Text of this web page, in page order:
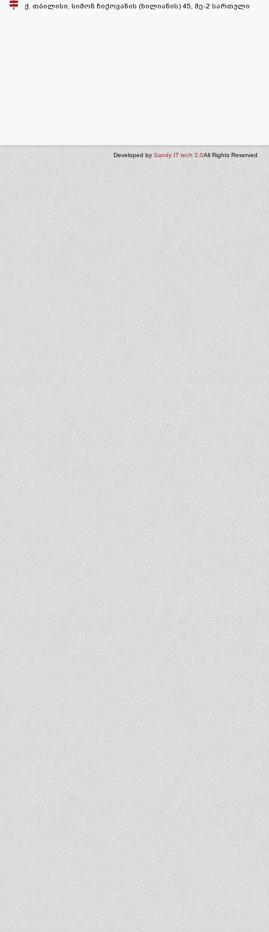
ქ. თბილისი, სიმონ ჩიქოვანის (ხილიანის) 45, მე-2 სართული
Developed by Sandy IT tech 2.0All Rights Reserved